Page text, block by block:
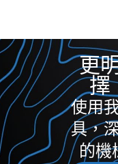
更
擇
使用
具，
的機